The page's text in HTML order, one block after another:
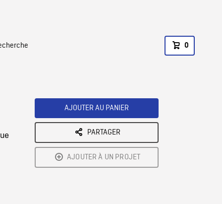
0
AJOUTER AU PANIER
PARTAGER
AJOUTER À UN PROJET